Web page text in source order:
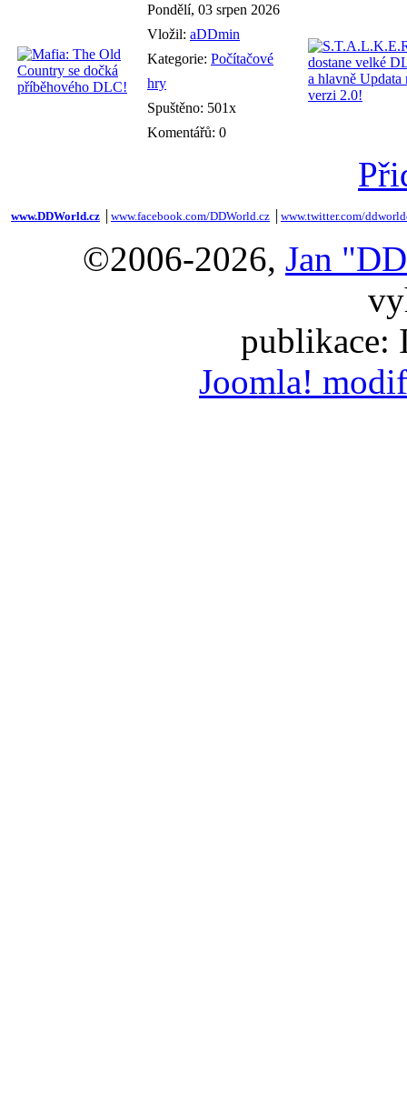
Pondělí, 03 srpen 2026
Vložil: aDDmin
Kategorie: Počítačové
hry
Spuštěno: 501x
Komentářů: 0
www.DDWorld.cz www.facebook.com/DDWorld.cz www.twitter.com/
©2006-2026, Jan
publikace:
Joomla!